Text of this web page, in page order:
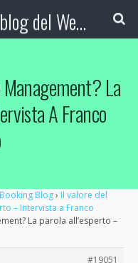
Booking Blog™ - Il blog del Web Marketing Turistico
Management? La
A Franco
Blog› Il valore del
– Intervista a Franco
La parola all’esperto –
#19051